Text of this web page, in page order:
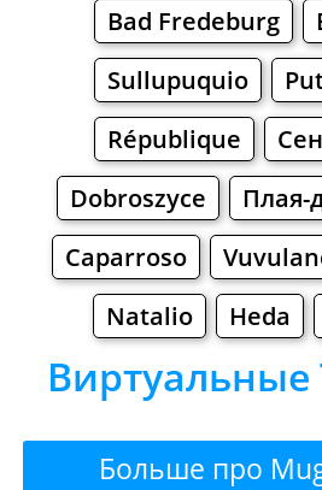
Bad Fredeburg
Sullupuquio
République
Dobroszyce
Плая-
Caparroso
Natalio
Heda
Виртуальные
Больше про